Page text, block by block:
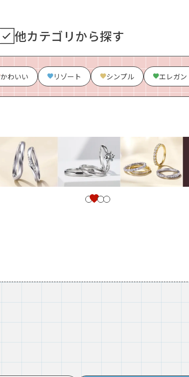
他カテゴリから探す
かわいい リゾート シンプル エレガン